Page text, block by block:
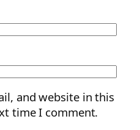
and website in this
time I comment.